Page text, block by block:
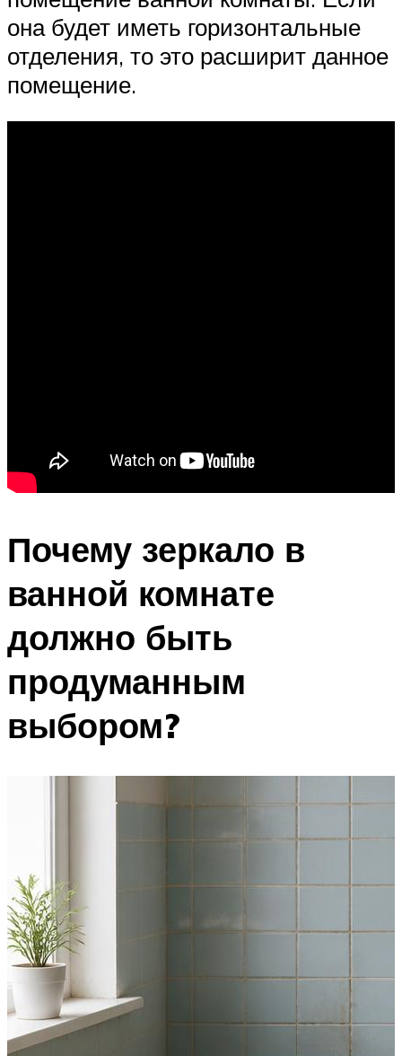
она будет иметь горизонтальные
отделения, то это расширит данное
помещение.
Почему зеркало в
ванной комнате
должно быть
продуманным
выбором?